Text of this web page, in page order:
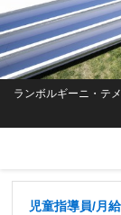
ランボルギーニ・テ
児童指導員/月